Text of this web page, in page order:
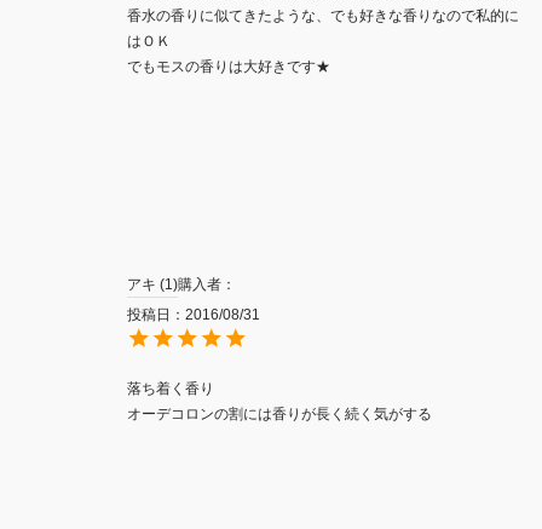
香水の香りに似てきたような、でも好きな香りなので私的に
はＯＫ
アキ 1 購入者
投稿日
2016/08/31
落ち着く香り
オーデコロンの割には香りが長く続く気がする